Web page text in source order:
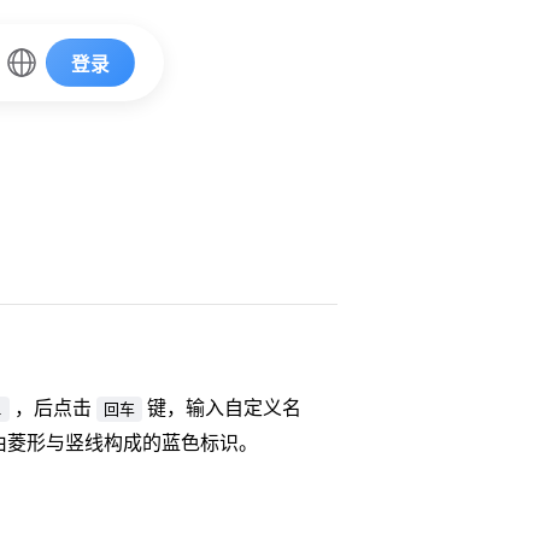
登录
，后点击 回车
键，输入自定义名
形与竖线构成的蓝色标识。